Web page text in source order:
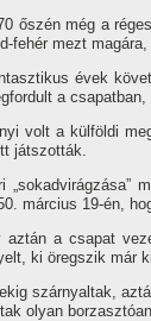
őszén még a
fehér mezt
évek
a
volt a külföldi
játszották.
március 19-én,
aztán a csapat
ki öregszik már
szárnyaltak,
olyan